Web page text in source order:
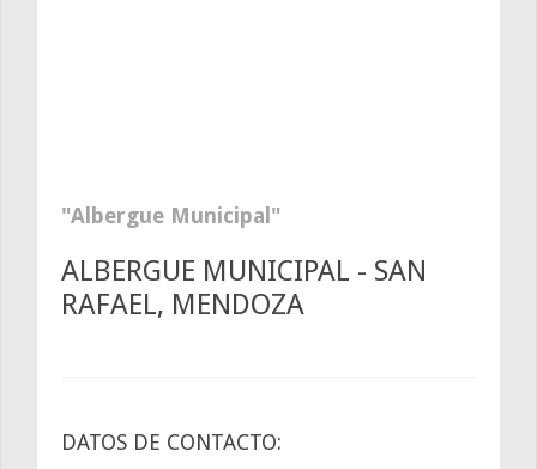
Albergue Municipal
ALBERGUE MUNICIPAL - SAN
RAFAEL, MENDOZA
DATOS DE CONTACTO: